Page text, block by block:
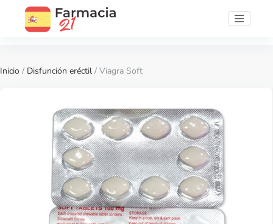
Inicio / Disfunción eréctil / Viagra Soft